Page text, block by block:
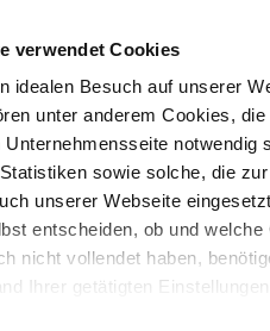
verwendet Cookies
idealen Besuch auf unserer
unter anderem Cookies,
Unternehmensseite
sowie solche, die
unserer Webseite
entscheiden, ob und
nicht vollendet haben,
Ihrer getätigten